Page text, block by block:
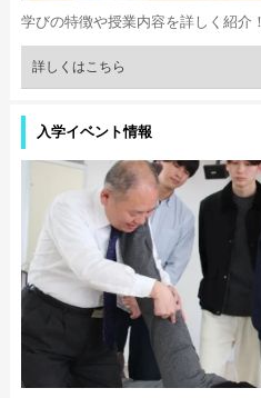
学びの特徴や授業内容を詳しく紹介！
詳しくはこちら
入学イベント情報